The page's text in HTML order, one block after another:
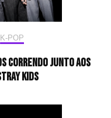
K-POP
correndo junto aos
Kids